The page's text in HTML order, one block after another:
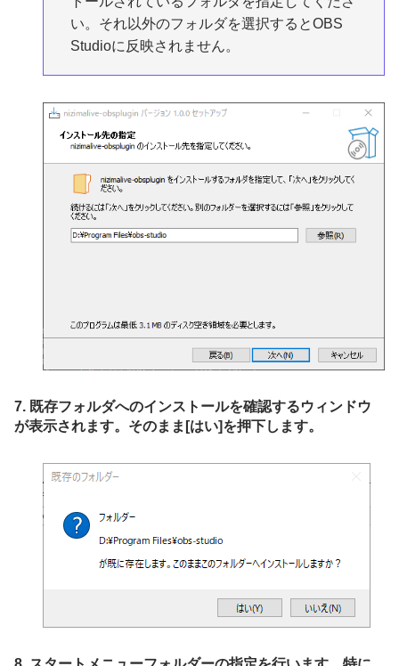
い。それ以外のフォルダを選択するとOBS
Studioに反映されません。
7. 既存フォルダへのインストールを確認するウィンドウ
が表示されます。そのまま[はい]を押下します。